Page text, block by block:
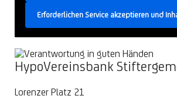
Erforderlichen Service akzeptieren und
HypoVereinsbank
Lorenzer Platz 21